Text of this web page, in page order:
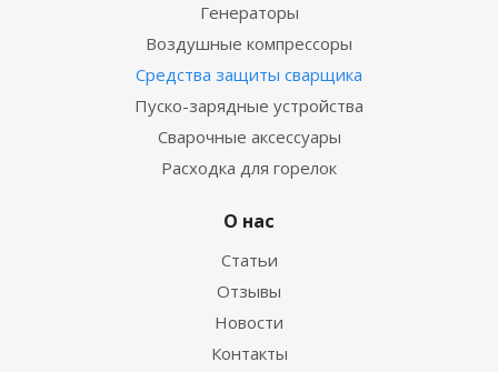
Генераторы
Воздушные компрессоры
Средства защиты сварщика
Пуско-зарядные устройства
Сварочные аксессуары
Расходка для горелок
О нас
Статьи
Отзывы
Новости
Контакты